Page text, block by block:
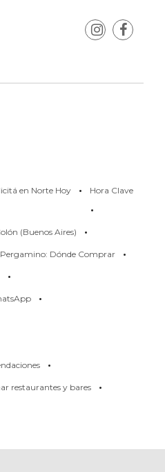
en Norte Hoy · Hora Clave
·
(Buenos Aires) ·
Dónde Comprar ·
·
·
·
restaurantes y bares ·